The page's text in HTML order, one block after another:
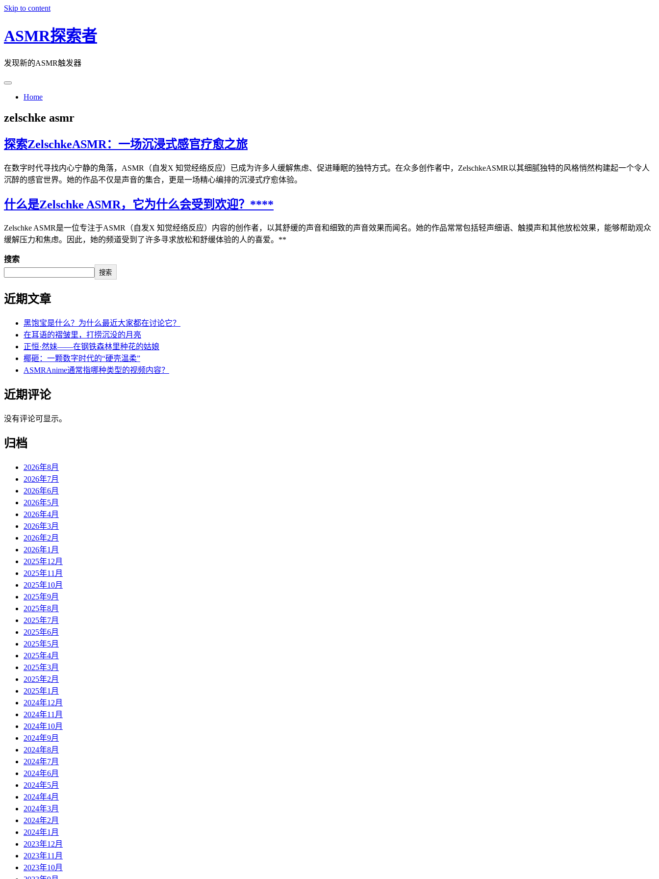
Skip to content
ASMR探索者
发现新的ASMR触发器
Home
zelschke asmr
探索ZelschkeASMR：一场沉浸式感官疗愈之旅
在数字时代寻找内心宁静的角落，ASMR（自发X 知觉经络反应）已成为许多人缓解焦虑、促进睡眠的独特方式。在众多创作者中，ZelschkeASMR以其细腻独特的风格悄然构建起一个令人
沉醉的感官世界。她的作品不仅是声音的集合，更是一场精心编排的沉浸式疗愈体验。
什么是Zelschke ASMR，它为什么会受到欢迎？****
Zelschke ASMR是一位专注于ASMR（自发X 知觉经络反应）内容的创作者，以其舒缓的声音和细致的声音效果而闻名。她的作品常常包括轻声细语、触摸声和其他放松效果，能够帮助观众
缓解压力和焦虑。因此，她的频道受到了许多寻求放松和舒缓体验的人的喜爱。**
搜索
搜索
近期文章
黑饱宝是什么？为什么最近大家都在讨论它？
在耳语的褶皱里，打捞沉没的月亮
正恒·然妹——在钢铁森林里种花的姑娘
椰砸：一颗数字时代的“硬壳温柔”
ASMRAnime通常指哪种类型的视频内容？
近期评论
没有评论可显示。
归档
2026年8月
2026年7月
2026年6月
2026年5月
2026年4月
2026年3月
2026年2月
2026年1月
2025年12月
2025年11月
2025年10月
2025年9月
2025年8月
2025年7月
2025年6月
2025年5月
2025年4月
2025年3月
2025年2月
2025年1月
2024年12月
2024年11月
2024年10月
2024年9月
2024年8月
2024年7月
2024年6月
2024年5月
2024年4月
2024年3月
2024年2月
2024年1月
2023年12月
2023年11月
2023年10月